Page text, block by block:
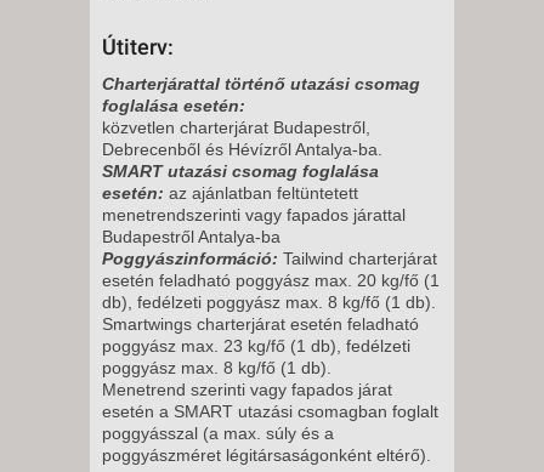
Útiterv:
Charterjárattal történő utazási csomag
foglalása esetén:
közvetlen charterjárat Budapestről,
Debrecenből és Hévízről Antalya-ba.
SMART utazási csomag foglalása
esetén: az ajánlatban feltüntetett
menetrendszerinti vagy fapados járattal
Budapestről Antalya-ba
Poggyászinformáció: Tailwind charterjárat
esetén feladható poggyász max. 20 kg/fő (1
db), fedélzeti poggyász max. 8 kg/fő (1 db).
Smartwings charterjárat esetén feladható
poggyász max. 23 kg/fő (1 db), fedélzeti
poggyász max. 8 kg/fő (1 db).
Menetrend szerinti vagy fapados járat
esetén a SMART utazási csomagban foglalt
poggyásszal (a max. súly és a
poggyászméret légitársaságonként eltérő).